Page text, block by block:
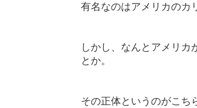
有名なのはアメリカのカ
しかし、なんとアメリ
とか。
その正体というのがこち